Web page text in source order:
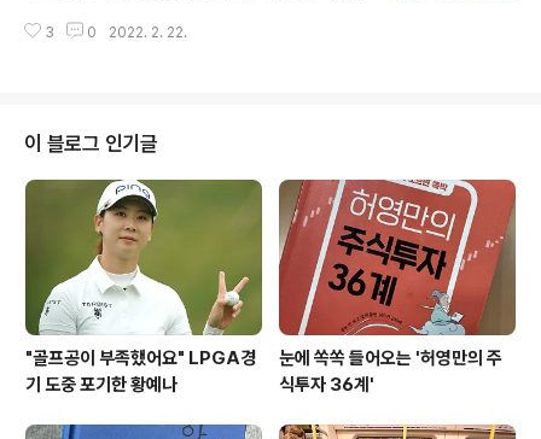
측"에 따른 결정이라고 반발했습니다. 곽 의원 측 변호인은
하지 않겠다 선언한 우크라이나 정부가 돈바스에서 전격전
라이나 측의 발언과 관련해 "빈말이 아닐 것으로 보며, 이
를 좌시하지 않을 것"이라 강력 경고했습니다. 문재인 대통
령은 국가안전보장회의(NSC)와 대외경제안보전략회의를
주재하며 우크라이나 사태에 대한 대책 마련에 즉각 나서
며, 관계부처는 우리의 안보와 교민 안전 보호, 경제에 미치
는 영향을 면밀히 점검해 신속하고 철저하게 ..
3 0 2022. 2. 22.
이 블로그 인기글
"골프공이 부족했어요" LPGA경
기 도중 포기한 황예나
눈에 쏙쏙 들어오는 '허영만의 주
식투자 36계'